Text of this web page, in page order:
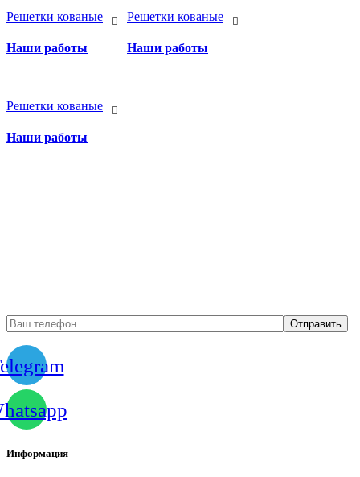
Решетки кованые
Наши работы
Решетки кованые
Наши работы
Решетки кованые
Наши работы
Информация